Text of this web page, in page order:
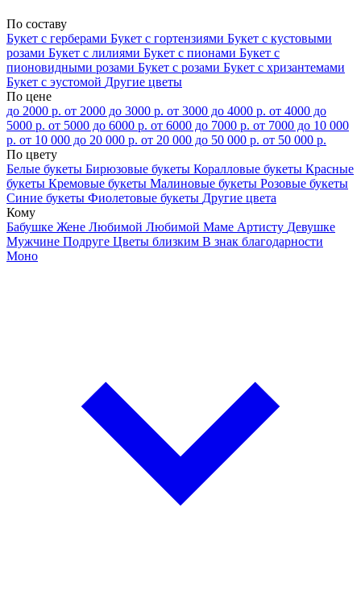
По составу
Букет с герберами Букет с гортензиями Букет с кустовыми
розами Букет с лилиями Букет с пионами Букет с
пионовидными розами Букет с розами Букет с хризантемами
Букет с эустомой Другие цветы
По цене
до 2000 р. от 2000 до 3000 р. от 3000 до 4000 р. от 4000 до
5000 р. от 5000 до 6000 р. от 6000 до 7000 р. от 7000 до 10 000
р. от 10 000 до 20 000 р. от 20 000 до 50 000 р. от 50 000 р.
По цвету
Белые букеты Бирюзовые букеты Коралловые букеты Красные
букеты Кремовые букеты Малиновые букеты Розовые букеты
Синие букеты Фиолетовые букеты Другие цвета
Кому
Бабушке Жене Любимой Любимой Маме Артисту Девушке
Мужчине Подруге Цветы близким В знак благодарности
Моно